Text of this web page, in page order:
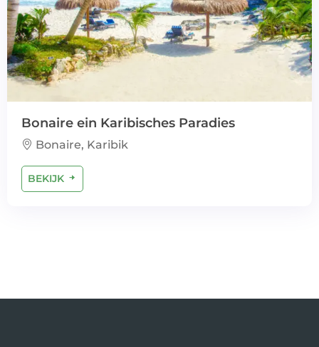
Bonaire ein Karibisches Paradies
Bonaire, Karibik
BEKIJK